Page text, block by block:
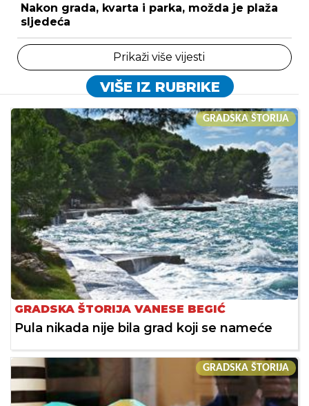
Nakon grada, kvarta i parka, možda je plaža
sljedeća
Prikaži više vijesti
VIŠE IZ RUBRIKE
GRADSKA ŠTORIJA
GRADSKA ŠTORIJA VANESE BEGIĆ
Pula nikada nije bila grad koji se nameće
GRADSKA ŠTORIJA